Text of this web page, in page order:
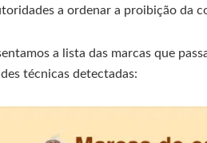
a ordenar a proibição da
a lista das marcas que
técnicas detectadas: